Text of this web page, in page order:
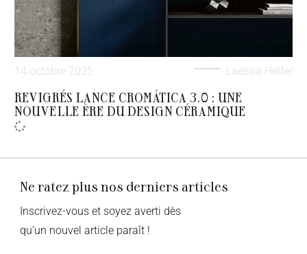
14 octobre 2025 Laetitia Helfer
REVIGRÉS LANCE CROMÁTICA 3.0 : UNE
NOUVELLE ÈRE DU DESIGN CÉRAMIQUE
Ne ratez plus nos derniers articles
Inscrivez-vous et soyez averti dès
qu’un nouvel article paraît !